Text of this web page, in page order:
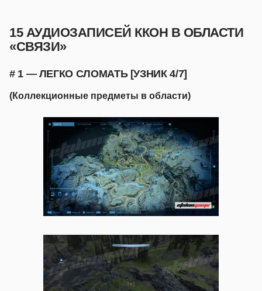
15 АУДИОЗАПИСЕЙ ККОН В ОБЛАСТИ
«СВЯЗИ»
# 1 — ЛЕГКО СЛОМАТЬ [УЗНИК 4/7]
(Коллекционные предметы в области)